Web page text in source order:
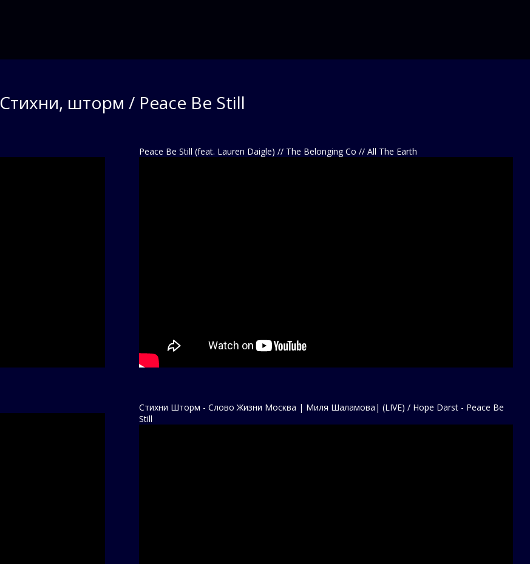
Стихни, шторм / Peace Be Still
Peace Be Still (feat. Lauren Daigle) // The Belonging Co // All The Earth
Стихни Шторм - Слово Жизни Москва | Миля Шаламова| (LIVE) / Hope Darst - Peace Be
Still